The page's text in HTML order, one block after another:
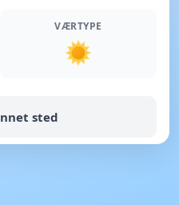
VÆRTYPE
sted